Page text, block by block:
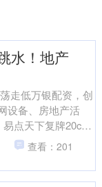
水！地产
走低万银配资，创
设备、房地产活
点天下复牌20cm
晨曦 大家好！一起
查看：201